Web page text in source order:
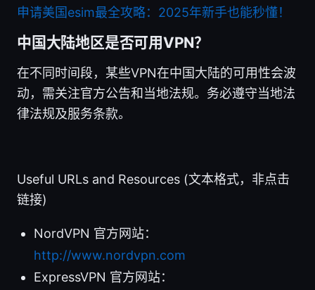
申请美国esim最全攻略：2025年新手也能秒懂！
中国大陆地区是否可用VPN？
在不同时间段，某些VPN在中国大陆的可用性会波
动，需关注官方公告和当地法规。务必遵守当地法
律法规及服务条款。
Useful URLs and Resources (文本格式，非点击
链接)
NordVPN 官方网站：
http://www.nordvpn.com
ExpressVPN 官方网站：